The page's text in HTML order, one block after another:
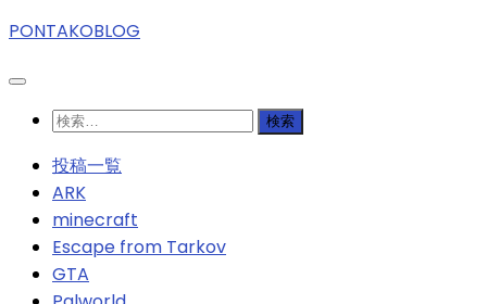
PONTAKOBLOG
検
投稿一覧
ARK
minecraft
Escape from Tarkov
GTA